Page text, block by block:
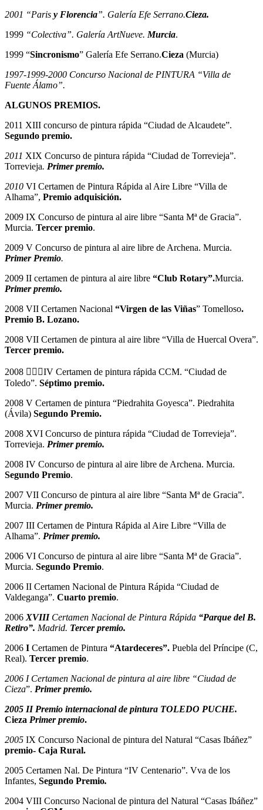
2001 “Paris y Florencia”. Galería Efe Serrano.Cieza.
1999 “Colectiva”. Galería ArtNueve. Murcia.
1999 “Sincronismo” Galería Efe Serrano.Cieza (Murcia)
1997-1999-2000 Concurso Nacional de PINTURA “Villa de
Fuente Álamo”.
ALGUNOS PREMIOS.
2011 XIII concurso de pintura rápida “Ciudad de Alcaudete”.
Segundo premio.
2011 XIX Concurso de pintura rápida “Ciudad de Torrevieja”.
Torrevieja. Primer premio.
2010 VI Certamen de Pintura Rápida al Aire Libre “Villa de
Alhama”, Premio adquisición.
2009 IX Concurso de pintura al aire libre “Santa Mª de Gracia”.
Murcia. Tercer premio.
2009 V Concurso de pintura al aire libre de Archena. Murcia.
Primer Premio.
2009 II certamen de pintura al aire libre “Club Rotary”.Murcia.
Primer premio.
2008 VII Certamen Nacional “Virgen de las Viñas” Tomelloso.
Premio B. Lozano.
2008 VII Certamen de pintura al aire libre “Villa de Huercal Overa”.
Tercer premio.
2008 IV Certamen de pintura rápida CCM. “Ciudad de
Toledo”. Séptimo premio.
2008 V Certamen de pintura “Piedrahita Goyesca”. Piedrahita
(Ávila) Segundo Premio.
2008 XVI Concurso de pintura rápida “Ciudad de Torrevieja”.
Torrevieja. Primer premio.
2008 IV Concurso de pintura al aire libre de Archena. Murcia.
Segundo Premio.
2007 VII Concurso de pintura al aire libre “Santa Mª de Gracia”.
Murcia. Primer premio.
2007 III Certamen de Pintura Rápida al Aire Libre “Villa de
Alhama”. Primer premio.
2006 VI Concurso de pintura al aire libre “Santa Mª de Gracia”.
Murcia. Segundo Premio.
2006 II Certamen Nacional de Pintura Rápida “Ciudad de
Valdeganga”. Cuarto premio.
2006 XVIII Certamen Nacional de Pintura Rápida “Parque del B.
Retiro”. Madrid. Tercer premio.
2006 I Certamen de Pintura “Atardeceres”. Puebla del Príncipe (C,
Real). Tercer premio.
2006 I Certamen Nacional de pintura al aire libre “Ciudad de
Cieza”. Primer premio.
2005 II Premio internacional de pintura TOLEDO PUCHE.
Cieza Primer premio.
2005 IX Concurso Nacional de pintura del Natural “Casas Ibáñez”
premio- Caja Rural.
2005 Certamen Nal. De Pintura “IV Centenario”. Vva de los
Infantes, Segundo Premio.
2004 VIII Concurso Nacional de pintura del Natural “Casas Ibáñez”